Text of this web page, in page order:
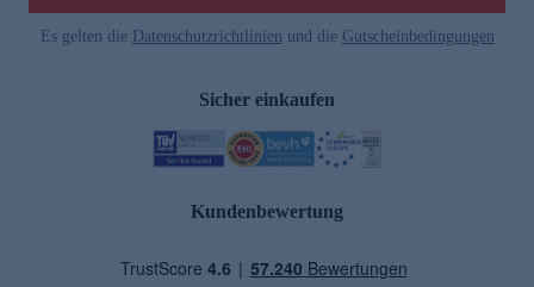
Es gelten die Datenschutzrichtlinien und die Gutscheinbedingungen
Sicher einkaufen
Kundenbewertung